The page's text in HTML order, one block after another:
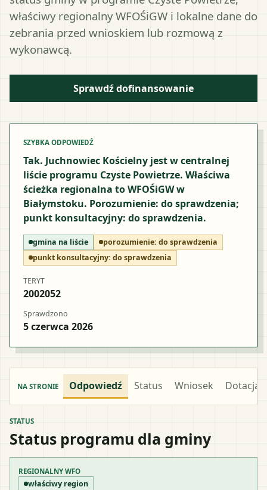
właściwy regionalny WFOŚiGW i lokalne dane do
zebrania przed wnioskiem lub rozmową z
wykonawcą.
Sprawdź dofinansowanie
SZYBKA ODPOWIEDŹ
Tak. Juchnowiec Kościelny jest w centralnej
liście programu Czyste Powietrze. Właściwa
ścieżka regionalna to WFOŚiGW w
Białymstoku. Porozumienie: do sprawdzenia;
punkt konsultacyjny: do sprawdzenia.
gmina na liście porozumienie: do sprawdzenia
punkt konsultacyjny: do sprawdzenia
TERYT
2002052
Sprawdzono
5 czerwca 2026
NA STRONIE Odpowiedź Status Wniosek Dotacja
STATUS
Status programu dla gminy
REGIONALNY WFO
właściwy region